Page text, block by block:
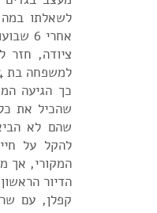
לשאלתו
אחרי
למשפחה בת 4 נפשות.
כך הגיעה
שהכיל את
שהם לא
להקל על
המקורי, אך
קפלן, עם